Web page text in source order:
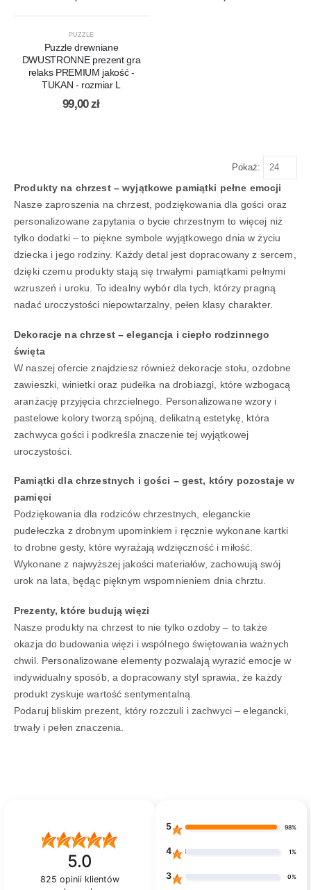
PUZZLE
Puzzle drewniane
DWUSTRONNE prezent gra
relaks PREMIUM jakość -
TUKAN - rozmiar L
99,00zł
Pokaż:
Produkty na chrzest – wyjątkowe pamiątki pełne emocji
Nasze zaproszenia na chrzest, podziękowania dla gości oraz
personalizowane zapytania o bycie chrzestnym to więcej niż
tylko dodatki – to piękne symbole wyjątkowego dnia w życiu
dziecka i jego rodziny. Każdy detal jest dopracowany z sercem,
dzięki czemu produkty stają się trwałymi pamiątkami pełnymi
wzruszeń i uroku. To idealny wybór dla tych, którzy pragną
nadać uroczystości niepowtarzalny, pełen klasy charakter.
Dekoracje na chrzest – elegancja i ciepło rodzinnego
święta
W naszej ofercie znajdziesz również dekoracje stołu, ozdobne
zawieszki, winietki oraz pudełka na drobiazgi, które wzbogacą
aranżację przyjęcia chrzcielnego. Personalizowane wzory i
pastelowe kolory tworzą spójną, delikatną estetykę, która
zachwyca gości i podkreśla znaczenie tej wyjątkowej
uroczystości.
Pamiątki dla chrzestnych i gości – gest, który pozostaje w
pamięci
Podziękowania dla rodziców chrzestnych, eleganckie
pudełeczka z drobnym upominkiem i ręcznie wykonane kartki
to drobne gesty, które wyrażają wdzięczność i miłość.
Wykonane z najwyższej jakości materiałów, zachowują swój
urok na lata, będąc pięknym wspomnieniem dnia chrztu.
Prezenty, które budują więzi
Nasze produkty na chrzest to nie tylko ozdoby – to także
okazja do budowania więzi i wspólnego świętowania ważnych
chwil. Personalizowane elementy pozwalają wyrazić emocje w
indywidualny sposób, a dopracowany styl sprawia, że każdy
produkt zyskuje wartość sentymentalną.
Podaruj bliskim prezent, który rozczuli i zachwyci – elegancki,
trwały i pełen znaczenia.
5.0
825 opinii klientów
5 98%
4 1%
3 0%